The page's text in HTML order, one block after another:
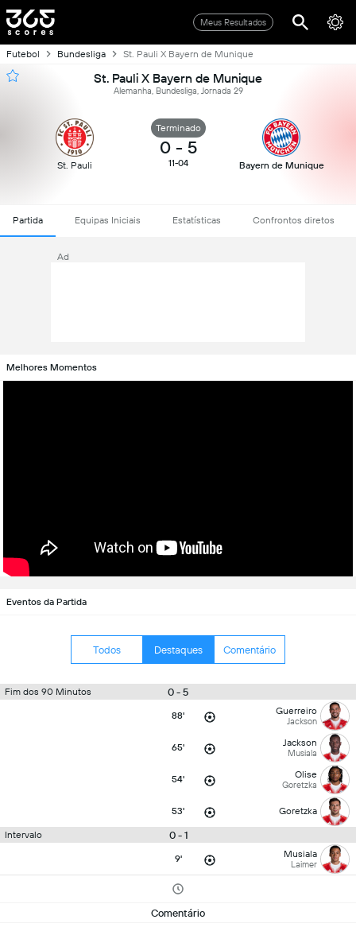
Meus Resultados
Futebol Bundesliga St. Pauli X Bayern de Munique
St. Pauli X Bayern de Munique
Alemanha, Bundesliga, Jornada 29
St. Pauli
Terminado
0 - 5
11-04 Bayern de Munique
Partida Equipas Iniciais Estatísticas Confrontos diretos
Ad
Melhores Momentos
Eventos da Partida
Todos Destaques Comentário
Fim dos 90 Minutos 0 - 5
88' Guerreiro
Jackson
65' Jackson
Musiala
54' Olise
Goretzka
53' Goretzka
Intervalo 0 - 1
9' Musiala
Laimer
Comentário